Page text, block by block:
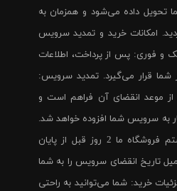
تحویل داده می‌شود و همزمان به
امکانات خرید و تمدید سرویس
و فوری: پس از پرداخت، اطلاعات
شما قرار می‌گیرد. تمدید سرویس:
موعد انقضای آن فراهم است و
به سرویس شما افزوده خواهد شد.
یادآوری تاریخ انقضا: سیستم فروشگاه ما 2 روز قبل از پایان
تاریخ انقضای سرویس را به شما
خرید: شما می‌توانید به راحتی